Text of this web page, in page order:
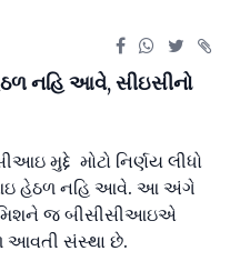
નહિ આવે, સીઇસીનો
મુદ્દે મોટો નિર્ણય લીધો
હેઠળ નહિ આવે. આ અંગે
જ બીસીસીઆઇએ
સંસ્થા છે.